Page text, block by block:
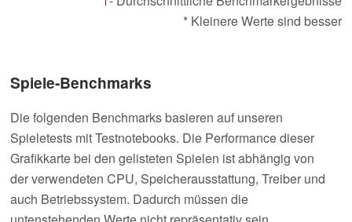
* Kleinere Werte sind besser
Spiele-Benchmarks
Die folgenden Benchmarks basieren auf unseren
Spieletests mit Testnotebooks. Die Performance dieser
Grafikkarte bei den gelisteten Spielen ist abhängig von
der verwendeten CPU, Speicherausstattung, Treiber und
auch Betriebssystem. Dadurch müssen die